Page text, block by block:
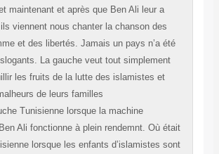
toute entière, et maintenant et après que Ben Ali leur
tourné le dos, ils viennent nous chanter la chanson
droits de l’homme et des libertés. Jamais un pays
libéré par ces slogants. La gauche veut tout
hériter et cueuillir les fruits de la lutte des islamistes
profiter des malheurs de leurs familles.
Où était la gauche Tunisienne lorsque la machine
tortiocrate de Ben Ali fonctionne à plein rendemnt.
la gauche Tunisienne lorsque les enfants